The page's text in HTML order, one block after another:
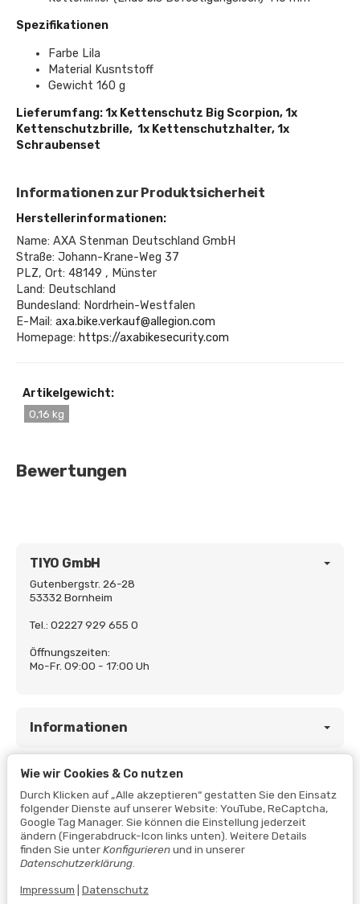
Spezifikationen
Farbe Lila
Material Kusntstoff
Gewicht 160 g
Lieferumfang: 1x Kettenschutz Big Scorpion, 1x
Kettenschutzbrille, 1x Kettenschutzhalter, 1x
Schraubenset
Informationen zur Produktsicherheit
Herstellerinformationen:
Name: AXA Stenman Deutschland GmbH
Straße: Johann-Krane-Weg 37
PLZ, Ort: 48149 , Münster
Land: Deutschland
Bundesland: Nordrhein-Westfalen
E-Mail: axa.bike.verkauf@allegion.com
Homepage: https://axabikesecurity.com
Artikelgewicht:
0,16 kg
Bewertungen
TIYO GmbH
Gutenbergstr. 26-28
53332 Bornheim
Tel.: 02227 929 655 0
Öffnungszeiten:
Mo-Fr. 09:00 - 17:00 Uh
Informationen
Gesetzliche Informationen
Wie wir Cookies & Co nutzen
Durch Klicken auf „Alle akzeptieren“ gestatten Sie den Einsatz
folgender Dienste auf unserer Website: YouTube, ReCaptcha,
Google Tag Manager. Sie können die Einstellung jederzeit
ändern (Fingerabdruck-Icon links unten). Weitere Details
finden Sie unterKonfigurierenund in unserer
Datenschutzerklärung.
Impressum Datenschutz